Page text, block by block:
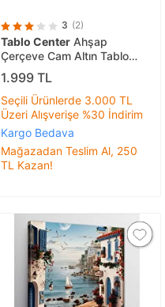
3 (2)
Tablo Center Ahşap
Çerçeve Cam Altın Tablo
42x42 cm R-
1.999 TL
Seçili Ürünlerde 3.000 TL
Üzeri Alışverişe %30 İndirim
Kargo Bedava
Mağazadan Teslim Al, 250
TL Kazan!